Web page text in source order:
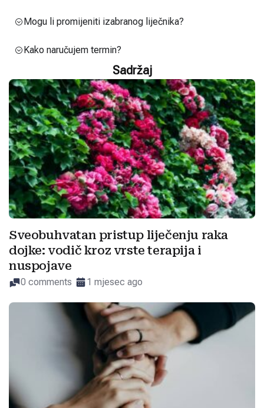
Mogu li promijeniti izabranog liječnika?
Kako naručujem termin?
Sadržaj
Sveobuhvatan pristup liječenju raka
dojke: vodič kroz vrste terapija i
nuspojave
0 comments 1 mjesec ago